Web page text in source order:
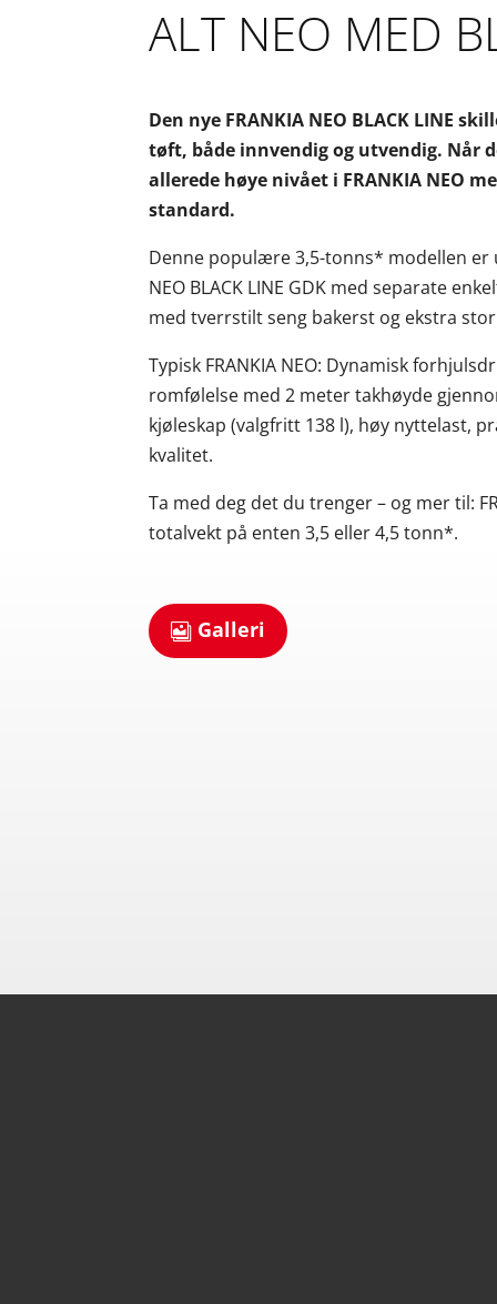
ALT NEO MED
Den nye FRANKIA NEO BLACK LINE
tøft, både innvendig og utvendig. Når
allerede høye nivået i FRANKIA NEO
standard.
Denne populære 3,5-tonns* modellen er
NEO BLACK LINE GDK med separate
med tverrstilt seng bakerst og ekstra
Typisk FRANKIA NEO: Dynamisk
romfølelse med 2 meter takhøyde
kjøleskap (valgfritt 138 l), høy nyttelast,
kvalitet.
Ta med deg det du trenger – og mer til:
totalvekt på enten 3,5 eller 4,5 tonn*.
Galleri